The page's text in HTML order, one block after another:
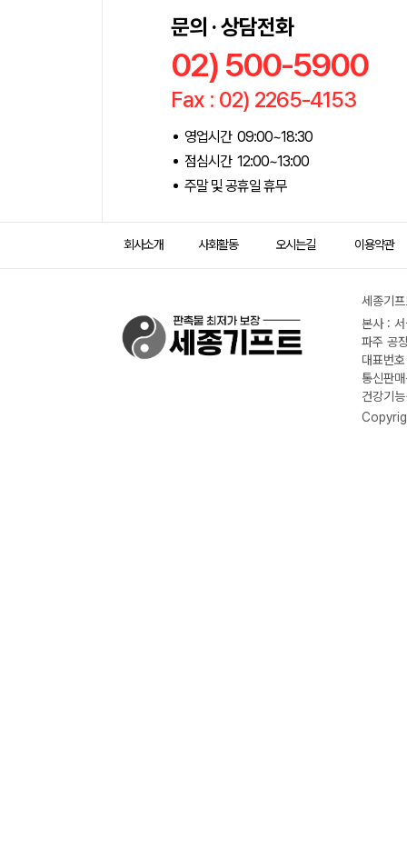
문의 · 상담전화
02) 500-5900
Fax : 02) 2265-4153
영업시간 09:00~18:30
점심시간 12:00~13:00
주말 및 공휴일 휴무
회사소개 사회활동 오시는길 이용약관
세종기
본사 :
파주 공
대표번
통신판
건강기